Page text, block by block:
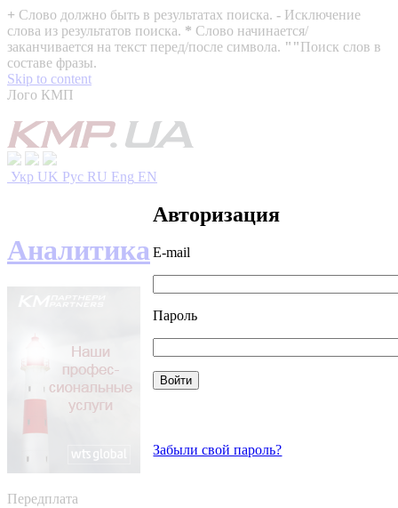
+ Слово должно быть в результатах поиска. - Исключение
слова из результатов поиска. * Слово начинается/
заканчивается на текст перед/после символа. ""Поиск слов в
составе фразы.
Skip to content
Лого КМП
Укр UK Рус RU Eng EN
Авторизация
E-mail
Пароль
Забыли свой пароль?
Аналитика
Передплата